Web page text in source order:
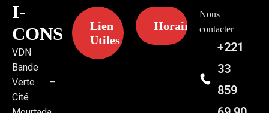
I-
CONS
VDN
Bande
Verte –
Cité
Lien
Utiles
Horaires
Nous
contacter
+221
33
859